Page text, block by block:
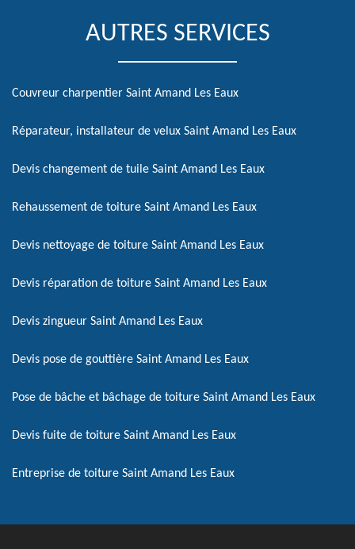
AUTRES SERVICES
Couvreur charpentier Saint Amand Les Eaux
Réparateur, installateur de velux Saint Amand Les Eaux
Devis changement de tuile Saint Amand Les Eaux
Rehaussement de toiture Saint Amand Les Eaux
Devis nettoyage de toiture Saint Amand Les Eaux
Devis réparation de toiture Saint Amand Les Eaux
Devis zingueur Saint Amand Les Eaux
Devis pose de gouttière Saint Amand Les Eaux
Pose de bâche et bâchage de toiture Saint Amand Les Eaux
Devis fuite de toiture Saint Amand Les Eaux
Entreprise de toiture Saint Amand Les Eaux